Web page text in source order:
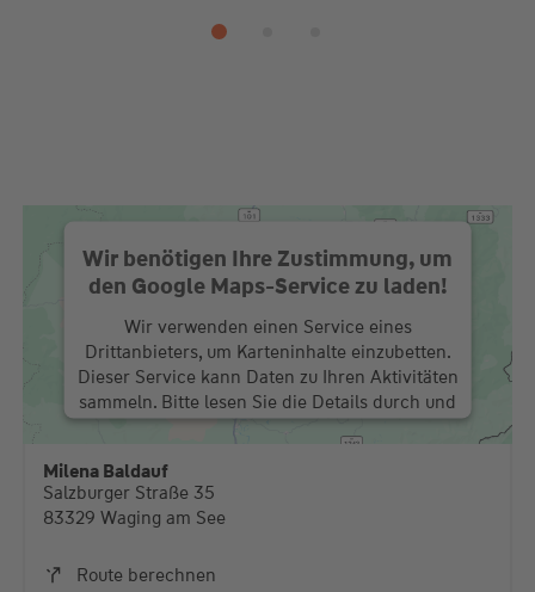
Wir benötigen Ihre Zustimmung, um
den Google Maps-Service zu laden!
Wir verwenden einen Service eines
Drittanbieters, um Karteninhalte einzubetten.
Dieser Service kann Daten zu Ihren Aktivitäten
sammeln. Bitte lesen Sie die Details durch und
stimmen Sie der Nutzung des Service zu, um
diese Karte anzuzeigen.
Mehr Informationen
Milena Baldauf
Salzburger Straße 35
83329 Waging am See
Route berechnen